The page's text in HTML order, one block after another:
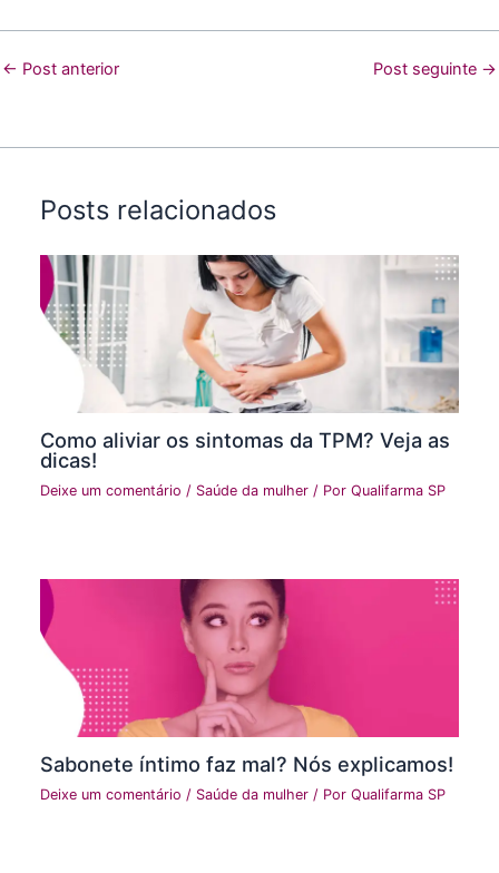
← Post anterior Post seguinte →
Posts relacionados
Como aliviar os sintomas da TPM? Veja as
dicas!
Deixe um comentário / Saúde da mulher / PorQualifarma SP
Sabonete íntimo faz mal? Nós explicamos!
Deixe um comentário / Saúde da mulher / PorQualifarma SP